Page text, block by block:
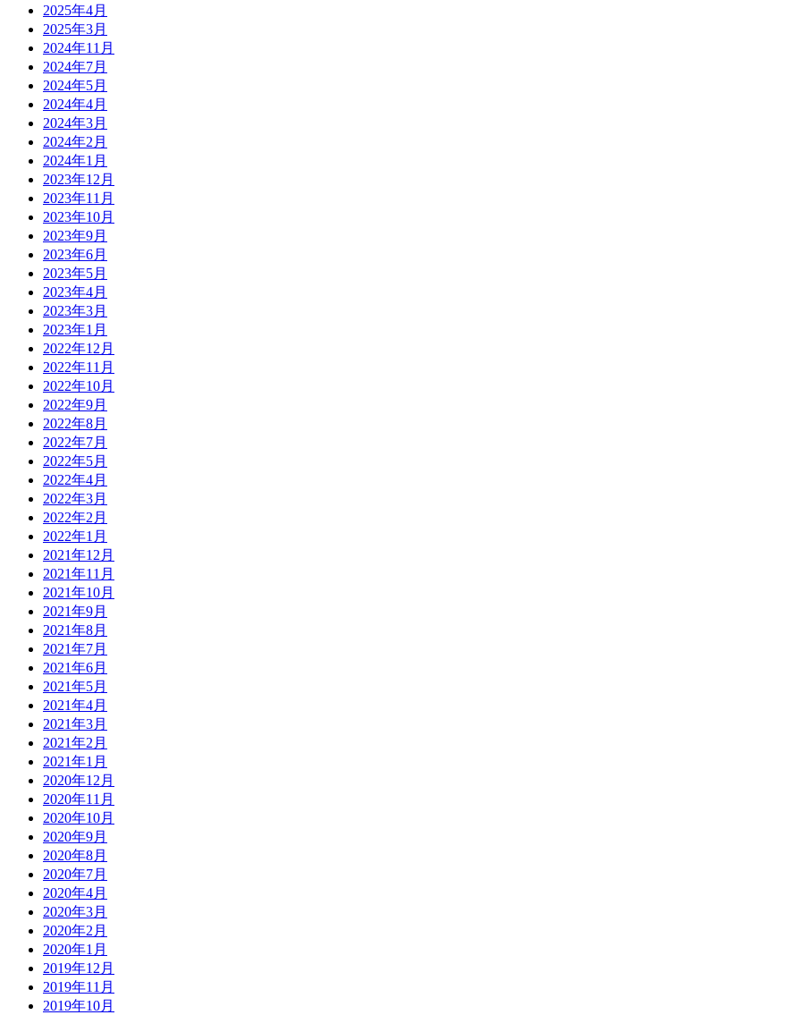
2025年4月
2025年3月
2024年11月
2024年7月
2024年5月
2024年4月
2024年3月
2024年2月
2024年1月
2023年12月
2023年11月
2023年10月
2023年9月
2023年6月
2023年5月
2023年4月
2023年3月
2023年1月
2022年12月
2022年11月
2022年10月
2022年9月
2022年8月
2022年7月
2022年5月
2022年4月
2022年3月
2022年2月
2022年1月
2021年12月
2021年11月
2021年10月
2021年9月
2021年8月
2021年7月
2021年6月
2021年5月
2021年4月
2021年3月
2021年2月
2021年1月
2020年12月
2020年11月
2020年10月
2020年9月
2020年8月
2020年7月
2020年4月
2020年3月
2020年2月
2020年1月
2019年12月
2019年11月
2019年10月